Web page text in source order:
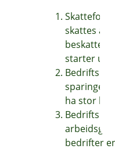
skattes av
beskattes
starter
sparingen.
ha stor
bedrifter